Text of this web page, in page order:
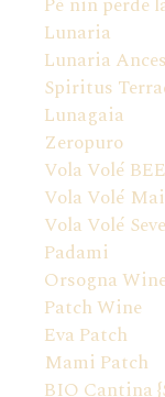
Pé nin perde
Lunaria
Lunaria
Spiritus
Lunagaia
Zeropuro
Vola Volé BEE
Vola Volé
Vola Volé
Padami
Orsogna
Patch Wine
Eva Patch
Mami Patch
BIO Cantina